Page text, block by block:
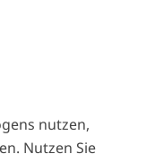
nutzen,
Nutzen Sie